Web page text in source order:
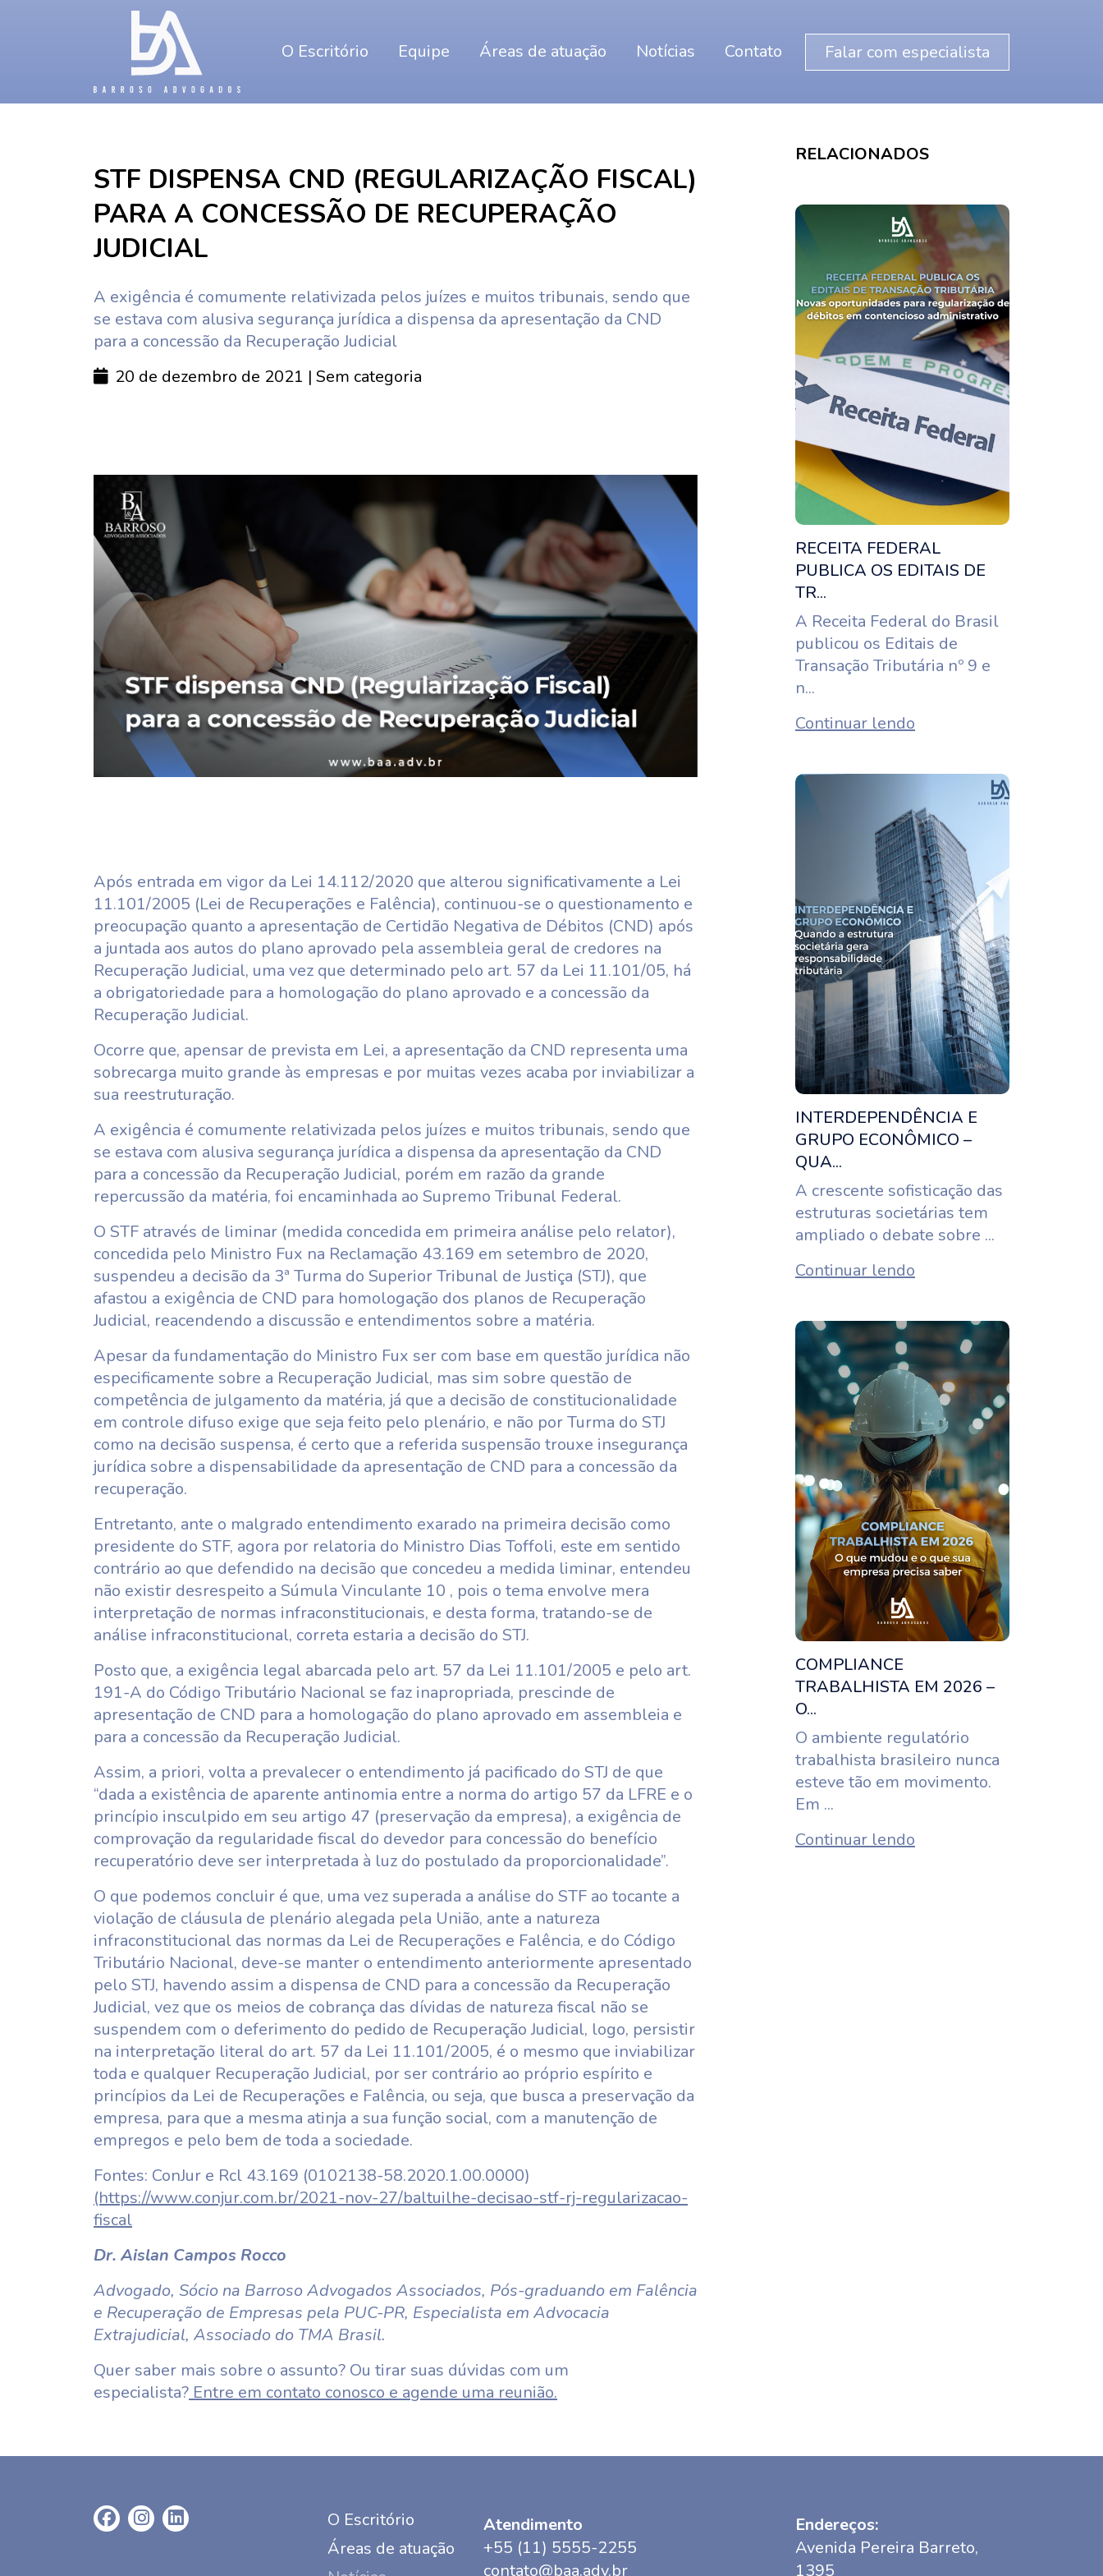
O Escritório Equipe Áreas de atuação Notícias Contato Falar com especialista
STF DISPENSA CND (REGULARIZAÇÃO FISCAL)
PARA A CONCESSÃO DE RECUPERAÇÃO
JUDICIAL
A exigência é comumente relativizada pelos juízes e muitos tribunais, sendo que
se estava com alusiva segurança jurídica a dispensa da apresentação da CND
para a concessão da Recuperação Judicial
20 de dezembro de 2021 | Sem categoria
Após entrada em vigor da Lei 14.112/2020 que alterou significativamente a Lei
11.101/2005 (Lei de Recuperações e Falência), continuou-se o questionamento e
preocupação quanto a apresentação de Certidão Negativa de Débitos (CND) após
a juntada aos autos do plano aprovado pela assembleia geral de credores na
Recuperação Judicial, uma vez que determinado pelo art. 57 da Lei 11.101/05, há
a obrigatoriedade para a homologação do plano aprovado e a concessão da
Recuperação Judicial.
Ocorre que, apensar de prevista em Lei, a apresentação da CND representa uma
sobrecarga muito grande às empresas e por muitas vezes acaba por inviabilizar a
sua reestruturação.
A exigência é comumente relativizada pelos juízes e muitos tribunais, sendo que
se estava com alusiva segurança jurídica a dispensa da apresentação da CND
para a concessão da Recuperação Judicial, porém em razão da grande
repercussão da matéria, foi encaminhada ao Supremo Tribunal Federal.
O STF através de liminar (medida concedida em primeira análise pelo relator),
concedida pelo Ministro Fux na Reclamação 43.169 em setembro de 2020,
suspendeu a decisão da 3ª Turma do Superior Tribunal de Justiça (STJ), que
afastou a exigência de CND para homologação dos planos de Recuperação
Judicial, reacendendo a discussão e entendimentos sobre a matéria.
Apesar da fundamentação do Ministro Fux ser com base em questão jurídica não
especificamente sobre a Recuperação Judicial, mas sim sobre questão de
competência de julgamento da matéria, já que a decisão de constitucionalidade
em controle difuso exige que seja feito pelo plenário, e não por Turma do STJ
como na decisão suspensa, é certo que a referida suspensão trouxe insegurança
jurídica sobre a dispensabilidade da apresentação de CND para a concessão da
recuperação.
Entretanto, ante o malgrado entendimento exarado na primeira decisão como
presidente do STF, agora por relatoria do Ministro Dias Toffoli, este em sentido
contrário ao que defendido na decisão que concedeu a medida liminar, entendeu
não existir desrespeito a Súmula Vinculante 10 , pois o tema envolve mera
interpretação de normas infraconstitucionais, e desta forma, tratando-se de
análise infraconstitucional, correta estaria a decisão do STJ.
Posto que, a exigência legal abarcada pelo art. 57 da Lei 11.101/2005 e pelo art.
191-A do Código Tributário Nacional se faz inapropriada, prescinde de
apresentação de CND para a homologação do plano aprovado em assembleia e
para a concessão da Recuperação Judicial.
Assim, a priori, volta a prevalecer o entendimento já pacificado do STJ de que
“dada a existência de aparente antinomia entre a norma do artigo 57 da LFRE e o
princípio insculpido em seu artigo 47 (preservação da empresa), a exigência de
comprovação da regularidade fiscal do devedor para concessão do benefício
recuperatório deve ser interpretada à luz do postulado da proporcionalidade”.
O que podemos concluir é que, uma vez superada a análise do STF ao tocante a
violação de cláusula de plenário alegada pela União, ante a natureza
infraconstitucional das normas da Lei de Recuperações e Falência, e do Código
Tributário Nacional, deve-se manter o entendimento anteriormente apresentado
pelo STJ, havendo assim a dispensa de CND para a concessão da Recuperação
Judicial, vez que os meios de cobrança das dívidas de natureza fiscal não se
suspendem com o deferimento do pedido de Recuperação Judicial, logo, persistir
na interpretação literal do art. 57 da Lei 11.101/2005, é o mesmo que inviabilizar
toda e qualquer Recuperação Judicial, por ser contrário ao próprio espírito e
princípios da Lei de Recuperações e Falência, ou seja, que busca a preservação da
empresa, para que a mesma atinja a sua função social, com a manutenção de
empregos e pelo bem de toda a sociedade.
Fontes: ConJur e Rcl 43.169 (0102138-58.2020.1.00.0000)
(https://www.conjur.com.br/2021-nov-27/baltuilhe-decisao-stf-rj-regularizacao-
fiscal
Dr. Aislan Campos Rocco
Advogado, Sócio na Barroso Advogados Associados, Pós-graduando em Falência
e Recuperação de Empresas pela PUC-PR, Especialista em Advocacia
Extrajudicial, Associado do TMA Brasil.
Quer saber mais sobre o assunto? Ou tirar suas dúvidas com um
especialista? Entre em contato conosco e agende uma reunião.
RELACIONADOS
RECEITA FEDERAL
PUBLICA OS EDITAIS DE
TR...
A Receita Federal do Brasil
publicou os Editais de
Transação Tributária nº 9 e
n...
Continuar lendo
INTERDEPENDÊNCIA E
GRUPO ECONÔMICO –
QUA...
A crescente sofisticação das
estruturas societárias tem
ampliado o debate sobre ...
Continuar lendo
COMPLIANCE
TRABALHISTA EM 2026 –
O...
O ambiente regulatório
trabalhista brasileiro nunca
esteve tão em movimento.
Em ...
Continuar lendo
O Escritório
Áreas de atuação
Atendimento
+55 (11) 5555-2255
contato@baa.adv.br
Endereços:
Avenida Pereira Barreto,
1395